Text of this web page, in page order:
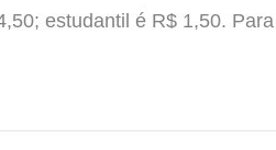
estudantil é R$ 1,50.